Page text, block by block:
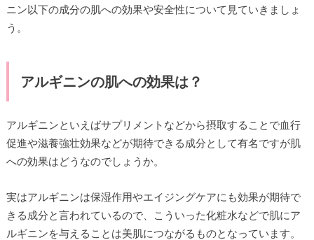
ニン以下の成分の肌への効果や安全性について見ていきましょ
う。
アルギニンの肌への効果は？
アルギニンといえばサプリメントなどから摂取することで血行
促進や滋養強壮効果などが期待できる成分として有名ですが肌
への効果はどうなのでしょうか。
実はアルギニンは保湿作用やエイジングケアにも効果が期待で
きる成分と言われているので、こういった化粧水などで肌にア
ルギニンを与えることは美肌につながるものとなっています。